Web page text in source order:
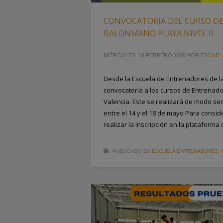
CONVOCATORIA DEL CURSO
BALONMANO PLAYA NIVEL II
MIÉRCOLES, 19 FEBRERO 2025 POR
Desde la Escuela de Entrenadores de
convocatoria a los cursos de
Valencia. Este se realizará de modo
entre el 14 y el 18 de mayo Para
realizar la inscripción en la plataforma
PUBLICADO EN ESCUELA ENTRENADORES